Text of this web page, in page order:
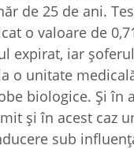
de 25 de ani.
o valoare de
expirat, iar
o unitate
biologice. Și în
și în acest caz
sub